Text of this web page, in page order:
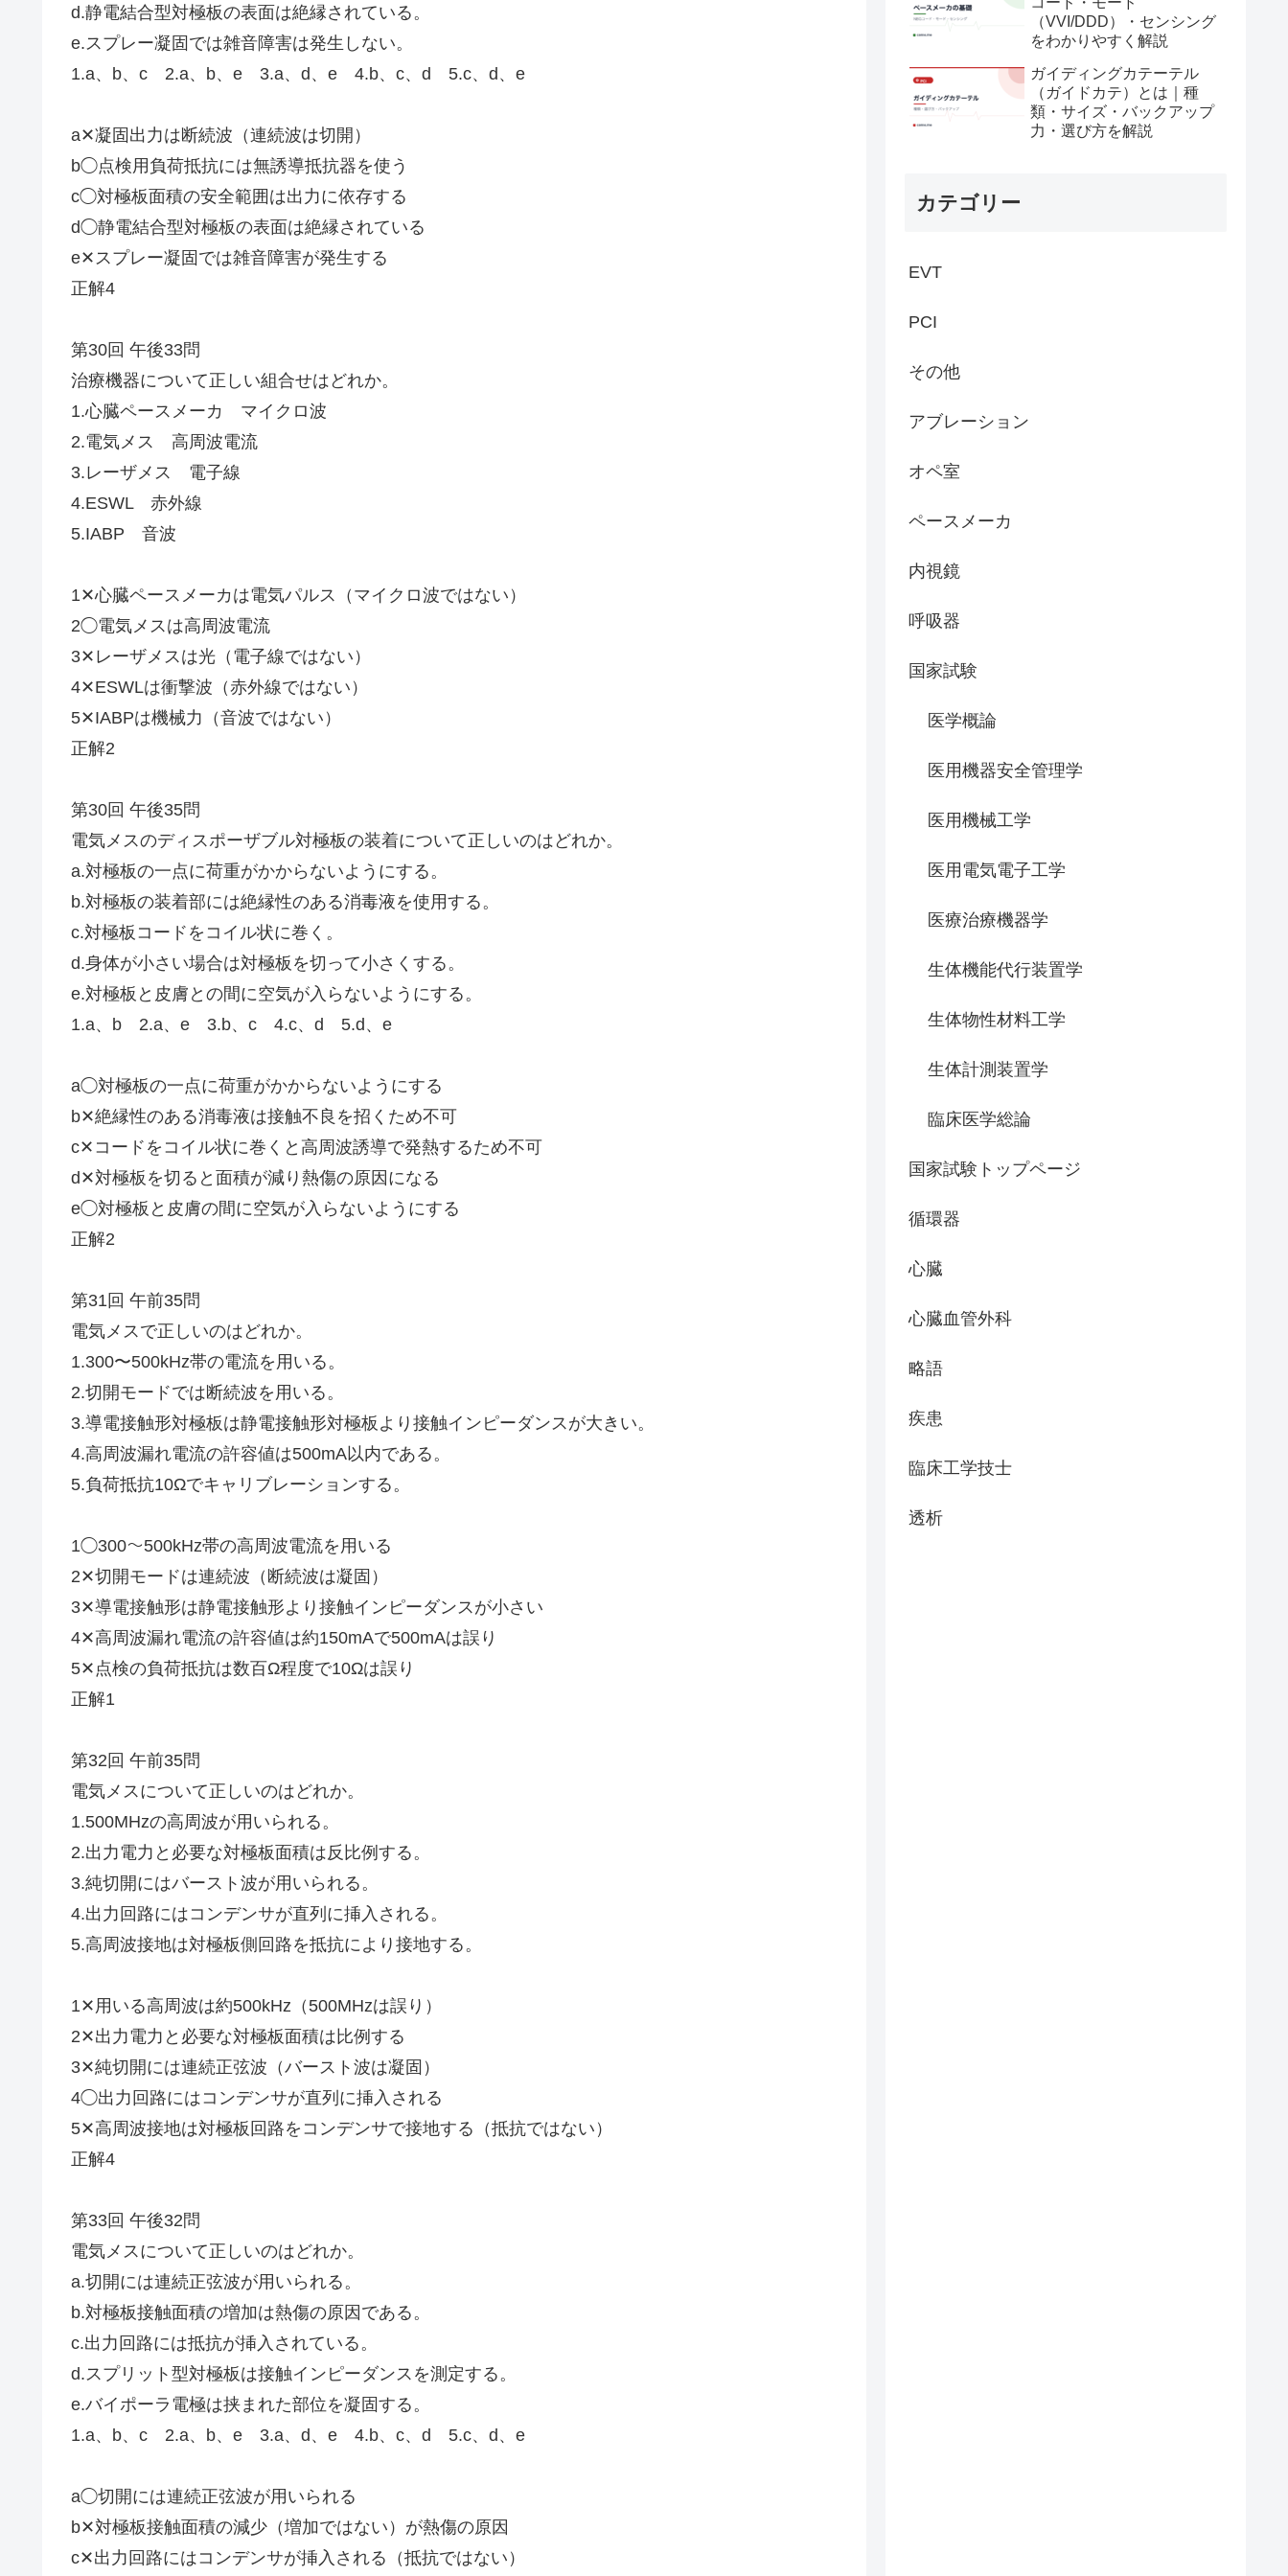
d.静電結合型対極板の表面は絶縁されている。
e.スプレー凝固では雑音障害は発生しない。
1.a、b、c 2.a、b、e 3.a、d、e 4.b、c、d 5.c、d、e
a✕凝固出力は断続波（連続波は切開）
b◯点検用負荷抵抗には無誘導抵抗器を使う
c◯対極板面積の安全範囲は出力に依存する
d◯静電結合型対極板の表面は絶縁されている
e✕スプレー凝固では雑音障害が発生する
正解4
第30回 午後33問
治療機器について正しい組合せはどれか。
1.心臓ペースメーカ マイクロ波
2.電気メス 高周波電流
3.レーザメス 電子線
4.ESWL 赤外線
5.IABP 音波
1✕心臓ペースメーカは電気パルス（マイクロ波ではない）
2◯電気メスは高周波電流
3✕レーザメスは光（電子線ではない）
4✕ESWLは衝撃波（赤外線ではない）
5✕IABPは機械力（音波ではない）
正解2
第30回 午後35問
電気メスのディスポーザブル対極板の装着について正しいのはどれか。
a.対極板の一点に荷重がかからないようにする。
b.対極板の装着部には絶縁性のある消毒液を使用する。
c.対極板コードをコイル状に巻く。
d.身体が小さい場合は対極板を切って小さくする。
e.対極板と皮膚との間に空気が入らないようにする。
1.a、b 2.a、e 3.b、c 4.c、d 5.d、e
a◯対極板の一点に荷重がかからないようにする
b✕絶縁性のある消毒液は接触不良を招くため不可
c✕コードをコイル状に巻くと高周波誘導で発熱するため不可
d✕対極板を切ると面積が減り熱傷の原因になる
e◯対極板と皮膚の間に空気が入らないようにする
正解2
第31回 午前35問
電気メスで正しいのはどれか。
1.300〜500kHz帯の電流を用いる。
2.切開モードでは断続波を用いる。
3.導電接触形対極板は静電接触形対極板より接触インピーダンスが大きい。
4.高周波漏れ電流の許容値は500mA以内である。
5.負荷抵抗10Ωでキャリブレーションする。
1◯300〜500kHz帯の高周波電流を用いる
2✕切開モードは連続波（断続波は凝固）
3✕導電接触形は静電接触形より接触インピーダンスが小さい
4✕高周波漏れ電流の許容値は約150mAで500mAは誤り
5✕点検の負荷抵抗は数百Ω程度で10Ωは誤り
正解1
第32回 午前35問
電気メスについて正しいのはどれか。
1.500MHzの高周波が用いられる。
2.出力電力と必要な対極板面積は反比例する。
3.純切開にはバースト波が用いられる。
4.出力回路にはコンデンサが直列に挿入される。
5.高周波接地は対極板側回路を抵抗により接地する。
1✕用いる高周波は約500kHz（500MHzは誤り）
2✕出力電力と必要な対極板面積は比例する
3✕純切開には連続正弦波（バースト波は凝固）
4◯出力回路にはコンデンサが直列に挿入される
5✕高周波接地は対極板回路をコンデンサで接地する（抵抗ではない）
正解4
第33回 午後32問
電気メスについて正しいのはどれか。
a.切開には連続正弦波が用いられる。
b.対極板接触面積の増加は熱傷の原因である。
c.出力回路には抵抗が挿入されている。
d.スプリット型対極板は接触インピーダンスを測定する。
e.バイポーラ電極は挟まれた部位を凝固する。
1.a、b、c 2.a、b、e 3.a、d、e 4.b、c、d 5.c、d、e
a◯切開には連続正弦波が用いられる
b✕対極板接触面積の減少（増加ではない）が熱傷の原因
c✕出力回路にはコンデンサが挿入される（抵抗ではない）
（VVI/DDD）・センシング
をわかりやすく解説
ガイディングカテーテル
（ガイドカテ）とは｜種
類・サイズ・バックアップ
力・選び方を解説
カテゴリー
EVT
PCI
その他
アブレーション
オペ室
ペースメーカ
内視鏡
呼吸器
国家試験
医学概論
医用機器安全管理学
医用機械工学
医用電気電子工学
医療治療機器学
生体機能代行装置学
生体物性材料工学
生体計測装置学
臨床医学総論
国家試験トップページ
循環器
心臓
心臓血管外科
略語
疾患
臨床工学技士
透析